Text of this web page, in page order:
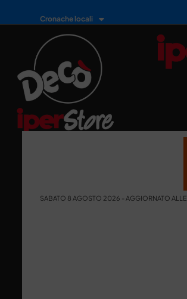
Cronache locali
SABATO 8 AGOSTO 2026 - AGGIORNATO ALLE